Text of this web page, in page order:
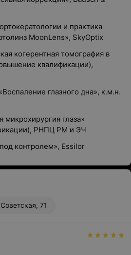
и практика
MoonLens», SkyOptix
когерентная томография в
квалификации),
глазного дна», к.м.н.
микрохирургия глаза»
РНПЦ РМ и ЭЧ
контролем», Essilor
71